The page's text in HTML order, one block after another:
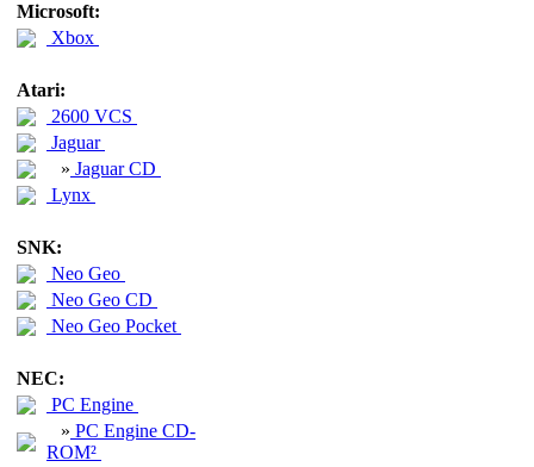
Microsoft:
Xbox
Atari:
2600 VCS
Jaguar
» Jaguar CD
Lynx
SNK:
Neo Geo
Neo Geo CD
Neo Geo Pocket
NEC:
PC Engine
» PC Engine CD-
ROM²